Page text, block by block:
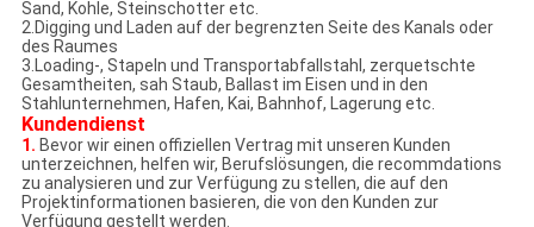
Sand, Kohle, Steinschotter etc.
2.Digging und Laden auf der begrenzten Seite des Kanals oder
des Raumes
3.Loading-, Stapeln und Transportabfallstahl, zerquetschte
Gesamtheiten, sah Staub, Ballast im Eisen und in den
Stahlunternehmen, Hafen, Kai, Bahnhof, Lagerung etc.
Kundendienst
1. Bevor wir einen offiziellen Vertrag mit unseren Kunden
unterzeichnen, helfen wir, Berufslösungen, die recommdations
zu analysieren und zur Verfügung zu stellen, die auf den
Projektinformationen basieren, die von den Kunden zur
Verfügung gestellt werden.